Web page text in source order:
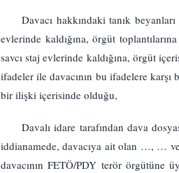
Davacı hakkındaki tanık
evlerinde kaldığına, örgüt
savcı staj evlerinde kaldığına, örgüt
ifadeler ile davacının bu ifadelere karşı
bir ilişki içerisinde olduğu,
Davalı idare tarafından dava
iddianamede, davacıya ait olan …, …
davacının FETÖ/PDY terör örgütüne